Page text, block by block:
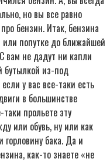
но вы все равно
бензин. Итак, бензина
попутке до ближайшей
вам не дадут ни капли
бутылкой из-под
у вас все-таки есть
в большинстве
прольете эту
или обувь, ну или как
бака. Да и
как-то знаете «не